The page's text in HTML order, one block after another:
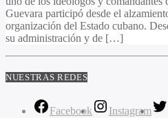
Guevara participó desde el
organización del Estado cubano.
su administración y de […]
NUESTRAS REDES
Facebook Instagram